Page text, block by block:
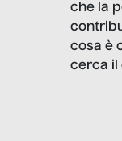
che la
cosa è
cerca il